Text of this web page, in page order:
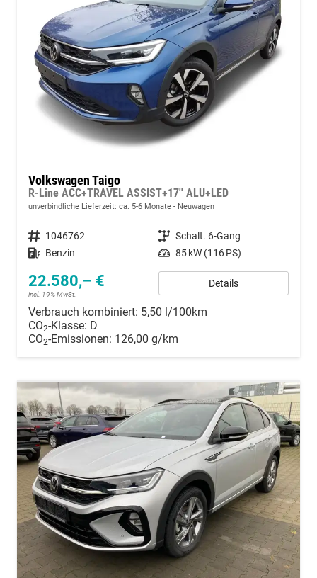
Volkswagen Taigo
R-Line ACC+TRAVEL ASSIST+17'' ALU+LED
unverbindliche Lieferzeit: ca. 5-6 Monate Neuwagen
Fahrzeugnummer 1046762 Getriebe Schalt. 6-Gang
Kraftstoff Benzin Leistung 85 kW (116 PS)
22.580,– €
incl. 19% MwSt.
Details
Verbrauch kombiniert: 5,50 l/100km
CO2-Klasse: D
CO2-Emissionen: 126,00 g/km